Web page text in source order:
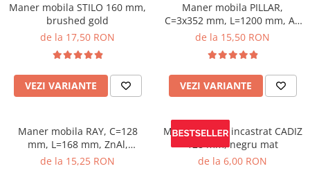
Maner mobila STILO 160 mm,
brushed gold
de la 17,50 RON
VEZI VARIANTE
Maner mobila PILLAR,
C=3x352 mm, L=1200 mm, Al,
brushed gold
de la 15,50 RON
VEZI VARIANTE
Maner mobila RAY, C=128
mm, L=168 mm, ZnAl,
brushed gold
de la 15,25 RON
Maner mobila incastrat CADIZ
128 mm, negru mat
de la 6,00 RON